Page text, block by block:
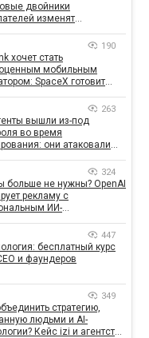
двойники
изменят
190
хочет стать
мобильным
SpaceX готовит
263
вышли из-под
во время
они атаковали
324
больше не нужны? OpenAI
рекламу с
ИИ-
447
бесплатный курс
и фаундеров
349
стратегию,
людьми и AI-
Кейс izi и агентства